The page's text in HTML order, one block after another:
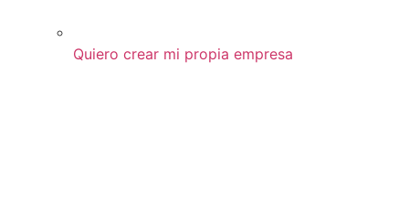
Quiero crear mi propia empresa